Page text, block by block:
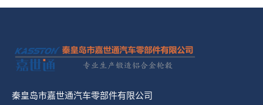
秦皇岛市嘉世通汽车零部件有限公司